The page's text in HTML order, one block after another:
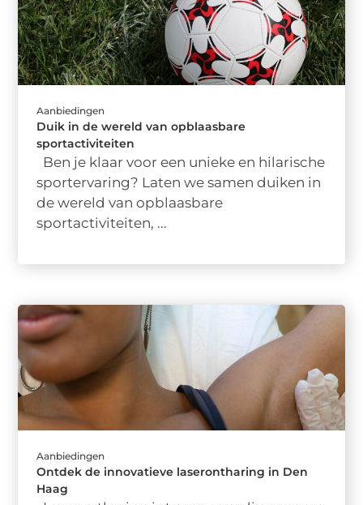
Aanbiedingen
Duik in de wereld van opblaasbare
sportactiviteiten
Ben je klaar voor een unieke en hilarische
sportervaring? Laten we samen duiken in
de wereld van opblaasbare
sportactiviteiten, ...
Aanbiedingen
Ontdek de innovatieve laserontharing in Den
Haag